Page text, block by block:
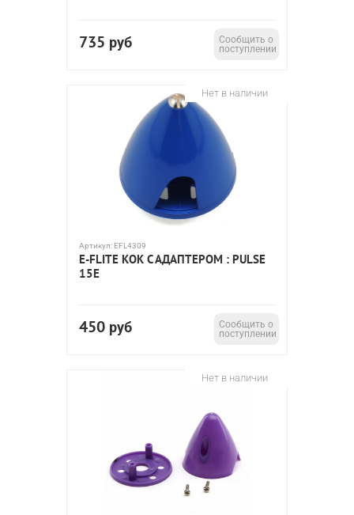
735 руб
Сообщить о
поступлении
Нет в наличии
Артикул: EFL4309
E-FLITE КОК С АДАПТЕРОМ : PULSE
15E
450 руб
Сообщить о
поступлении
Нет в наличии